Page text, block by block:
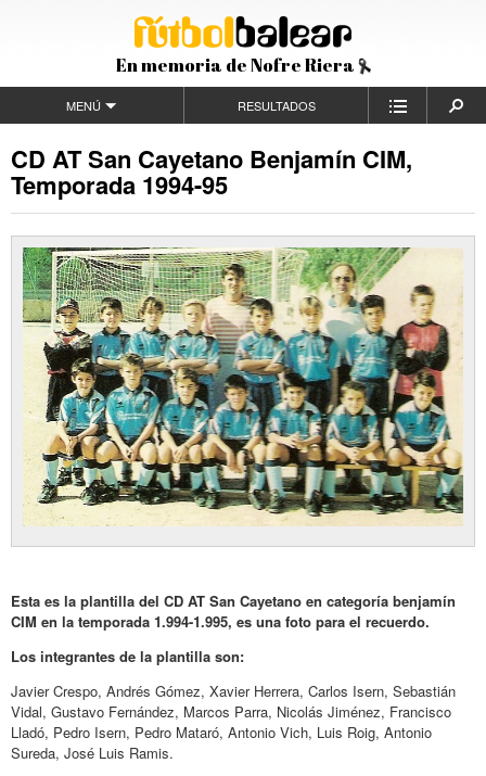
En memoria de Nofre Riera
MENÚ RESULTADOS
CD AT San Cayetano Benjamín CIM,
Temporada 1994-95
Esta es la plantilla del CD AT San Cayetano en categoría benjamín
CIM en la temporada 1.994-1.995, es una foto para el recuerdo.
Los integrantes de la plantilla son:
Javier Crespo, Andrés Gómez, Xavier Herrera, Carlos Isern, Sebastián
Vidal, Gustavo Fernández, Marcos Parra, Nicolás Jiménez, Francisco
Lladó, Pedro Isern, Pedro Mataró, Antonio Vich, Luis Roig, Antonio
Sureda, José Luis Ramis.